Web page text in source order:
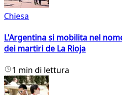
Chiesa
L'Argentina si mobilita nel
dei martiri de La Rioja
1 min di lettura